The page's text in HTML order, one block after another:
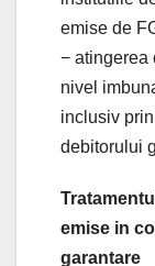
emise de
− atingerea
nivel
inclusiv
debitorului
emise in
garantare